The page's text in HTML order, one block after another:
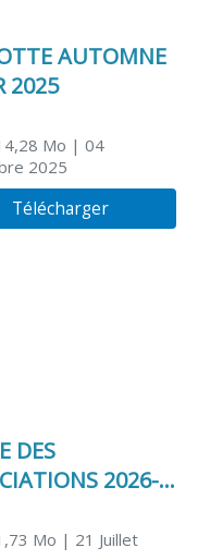
AUTOMNE
2025
Mo | 04
2025
Télécharger
DES
2026-
Mo | 21 Juillet